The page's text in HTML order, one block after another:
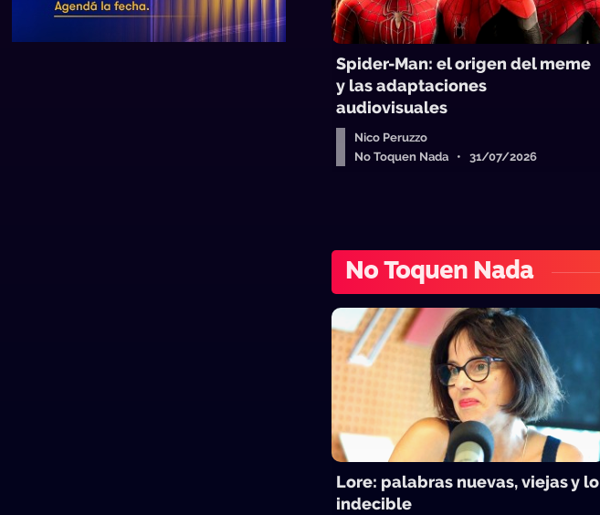
Spider-Man: el origen del meme
y las adaptaciones
audiovisuales
Nico Peruzzo
No Toquen Nada • 31/07/2026
No Toquen Nada
Lore: palabras nuevas, viejas y lo
indecible